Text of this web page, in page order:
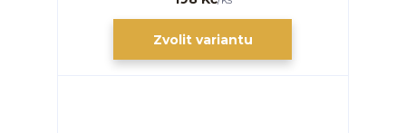
Zvolit variantu